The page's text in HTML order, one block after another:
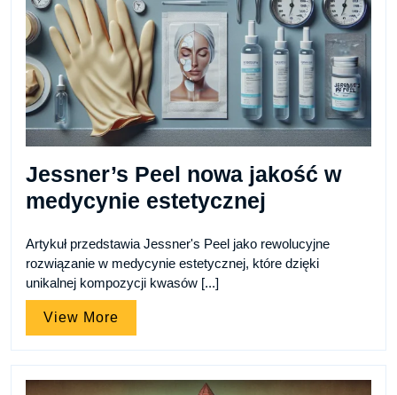
Jessner’s Peel nowa jakość w
medycynie estetycznej
Artykuł przedstawia Jessner's Peel jako rewolucyjne
rozwiązanie w medycynie estetycznej, które dzięki
unikalnej kompozycji kwasów [...]
View More
More